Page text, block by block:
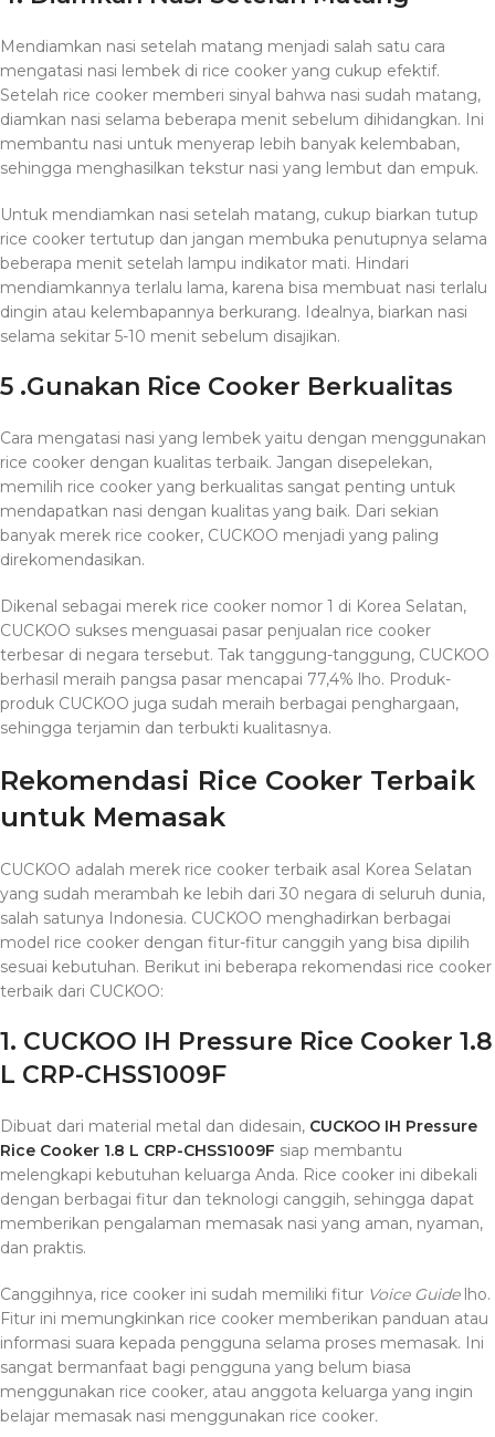
Mendiamkan nasi setelah matang menjadi salah satu cara
mengatasi nasi lembek di rice cooker yang cukup efektif.
Setelah rice cooker memberi sinyal bahwa nasi sudah matang,
diamkan nasi selama beberapa menit sebelum dihidangkan. Ini
membantu nasi untuk menyerap lebih banyak kelembaban,
sehingga menghasilkan tekstur nasi yang lembut dan empuk.
Untuk mendiamkan nasi setelah matang, cukup biarkan tutup
rice cooker tertutup dan jangan membuka penutupnya selama
beberapa menit setelah lampu indikator mati. Hindari
mendiamkannya terlalu lama, karena bisa membuat nasi terlalu
dingin atau kelembapannya berkurang. Idealnya, biarkan nasi
selama sekitar 5-10 menit sebelum disajikan.
5 .Gunakan Rice Cooker Berkualitas
Cara mengatasi nasi yang lembek yaitu dengan menggunakan
rice cooker dengan kualitas terbaik. Jangan disepelekan,
memilih rice cooker yang berkualitas sangat penting untuk
mendapatkan nasi dengan kualitas yang baik. Dari sekian
banyak merek rice cooker, CUCKOO menjadi yang paling
direkomendasikan.
Dikenal sebagai merek rice cooker nomor 1 di Korea Selatan,
CUCKOO sukses menguasai pasar penjualan rice cooker
terbesar di negara tersebut. Tak tanggung-tanggung, CUCKOO
berhasil meraih pangsa pasar mencapai 77,4% lho. Produk-
produk CUCKOO juga sudah meraih berbagai penghargaan,
sehingga terjamin dan terbukti kualitasnya.
Rekomendasi Rice Cooker Terbaik
untuk Memasak
CUCKOO adalah merek rice cooker terbaik asal Korea Selatan
yang sudah merambah ke lebih dari 30 negara di seluruh dunia,
salah satunya Indonesia. CUCKOO menghadirkan berbagai
model rice cooker dengan fitur-fitur canggih yang bisa dipilih
sesuai kebutuhan. Berikut ini beberapa rekomendasi rice cooker
terbaik dari CUCKOO:
1. CUCKOO IH Pressure Rice Cooker 1.8
L CRP-CHSS1009F
Dibuat dari material metal dan didesain, CUCKOO IH Pressure
Rice Cooker 1.8 L CRP-CHSS1009F siap membantu
melengkapi kebutuhan keluarga Anda. Rice cooker ini dibekali
dengan berbagai fitur dan teknologi canggih, sehingga dapat
memberikan pengalaman memasak nasi yang aman, nyaman,
dan praktis.
Canggihnya, rice cooker ini sudah memiliki fitur Voice Guidelho.
Fitur ini memungkinkan rice cooker memberikan panduan atau
informasi suara kepada pengguna selama proses memasak. Ini
sangat bermanfaat bagi pengguna yang belum biasa
menggunakan rice cooker, atau anggota keluarga yang ingin
belajar memasak nasi menggunakan rice cooker.